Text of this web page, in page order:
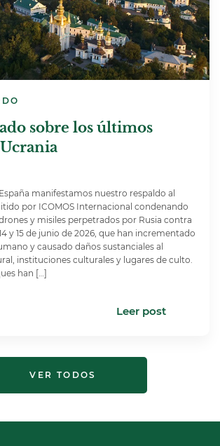
sobre los últimos
manifestamos nuestro respaldo al
por ICOMOS Internacional condenando
y misiles perpetrados por Rusia contra
y 15 de junio de 2026, que han incrementado
y causado daños sustanciales al
instituciones culturales y lugares de culto.
han […]
Leer post
VER TODOS